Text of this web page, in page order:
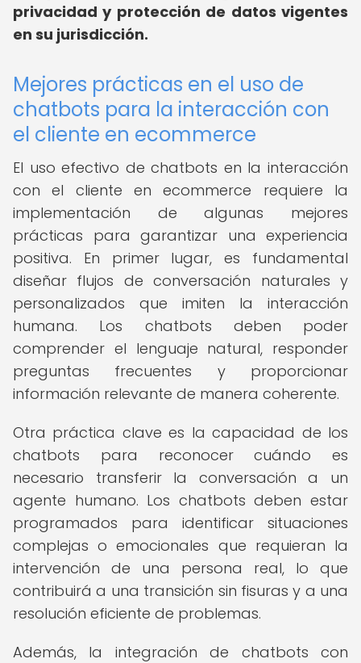
privacidad y protección de datos vigentes
en su jurisdicción.
Mejores prácticas en el uso de
chatbots para la interacción con
el cliente en ecommerce
El uso efectivo de chatbots en la interacción
con el cliente en ecommerce requiere la
implementación de algunas mejores
prácticas para garantizar una experiencia
positiva. En primer lugar, es fundamental
diseñar flujos de conversación naturales y
personalizados que imiten la interacción
humana. Los chatbots deben poder
comprender el lenguaje natural, responder
preguntas frecuentes y proporcionar
información relevante de manera coherente.
Otra práctica clave es la capacidad de los
chatbots para reconocer cuándo es
necesario transferir la conversación a un
agente humano. Los chatbots deben estar
programados para identificar situaciones
complejas o emocionales que requieran la
intervención de una persona real, lo que
contribuirá a una transición sin fisuras y a una
resolución eficiente de problemas.
Además, la integración de chatbots con